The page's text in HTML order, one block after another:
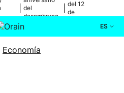
del
desembarco
de Elkano
del 12
de
ES
Actualidad
Economía